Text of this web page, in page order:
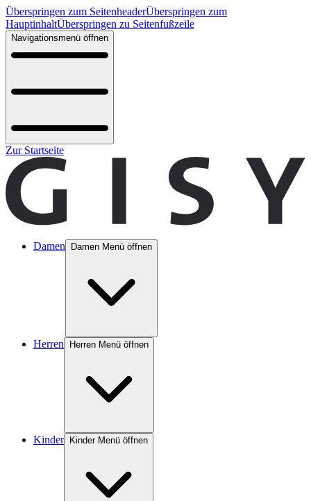
Überspringen zum SeitenheaderÜberspringen zum
HauptinhaltÜberspringen zu Seitenfußzeile
Navigationsmenü öffnen
Zur Startseite
Damen Damen Menü öffnen
Herren Herren Menü öffnen
Kinder Kinder Menü öffnen